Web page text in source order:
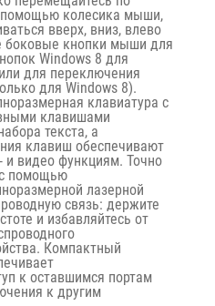
помощью колесика мыши,
вверх, вниз, влево
боковые кнопки мыши для
Windows 8 для
для переключения
для Windows 8).
клавиатура с
клавишами
текста, а
клавиш обеспечивают
и видео функциям. Точно
помощью
лазерной
связь: держите
и избавляйтесь от
Компактный
к оставшимся портам
к другим